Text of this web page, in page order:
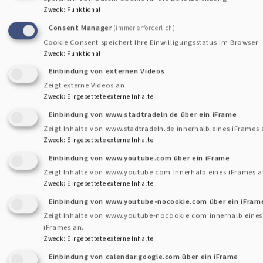
Händels Klassiker „Joy to the world“, das ukrainische
Weihnachtslied (Koljadka) “Guten Abend” und den
Einzigartige Arrangements geben der ukrainischen Koljadka
eine überraschende Note, zum Beispiel im Blues-, Quickstepp-
oder Country-Stil, begleitet von Banjo oder Mundharmonika.
ukrainisches Weihnachtslied „Schtschedryk“) wird in einer
modernen Version präsentiert.
Dieses Konzert ist eine wunderbare Gelegenheit, die ukrainische
Kultur zu entdecken, in die festliche Atmosphäre mit Freunden,
Kollegen und Familie einzutauchen, sich gegenseitig zu
Zweck: Funktional
Consent Manager (immer erforderlich)
Cookie Consent speichert Ihre Einwilligungsstatus im Browser
Zweck: Funktional
Einbindung von externen Videos
Zeigt externe Videos an.
Zweck: Eingebettete externe Inhalte
Einbindung von www.stadtradeln.de über ein iFrame
Zeigt Inhalte von www.stadtradeln.de innerhalb eines iFrames
Zweck: Eingebettete externe Inhalte
Einbindung von www.youtube.com über ein iFrame
Zeigt Inhalte von www.youtube.com innerhalb eines iFrames
Zweck: Eingebettete externe Inhalte
Einbindung von www.youtube-nocookie.com über ein
Zeigt Inhalte von www.youtube-nocookie.com innerhalb eines
iFrames an.
Zweck: Eingebettete externe Inhalte
Einbindung von calendar.google.com über ein iFrame